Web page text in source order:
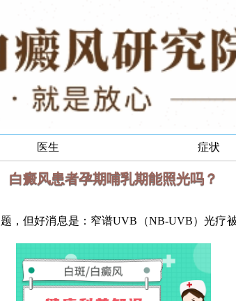
医生 症状
白癜风患者孕期哺乳期能照光吗？
但好消息是：窄谱UVB（NB-UVB）光疗